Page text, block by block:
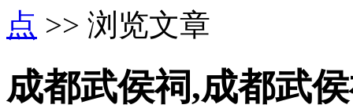
点 >> 浏览文章
成都武侯祠,成都武